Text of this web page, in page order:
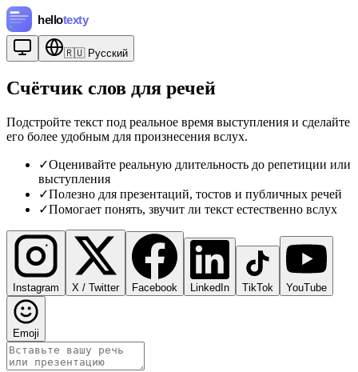
🇷🇺 Русский
Счётчик слов для речей
Подстройте текст под реальное время выступления и сделайте
его более удобным для произнесения вслух.
✓Оценивайте реальную длительность до репетиции или
выступления
✓Полезно для презентаций, тостов и публичных речей
✓Помогает понять, звучит ли текст естественно вслух
Instagram X / Twitter Facebook LinkedIn TikTok YouTube
Emoji